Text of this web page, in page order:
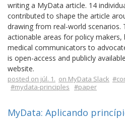
writing a MyData article. 14
contributed to shape the article
drawing from real-world scenarios.
actionable areas for policy
medical communicators to
is open-access and publicly
website.
posted on júl. 1. on MyData Slack
#mydata-principles #paper
MyData: Aplicando